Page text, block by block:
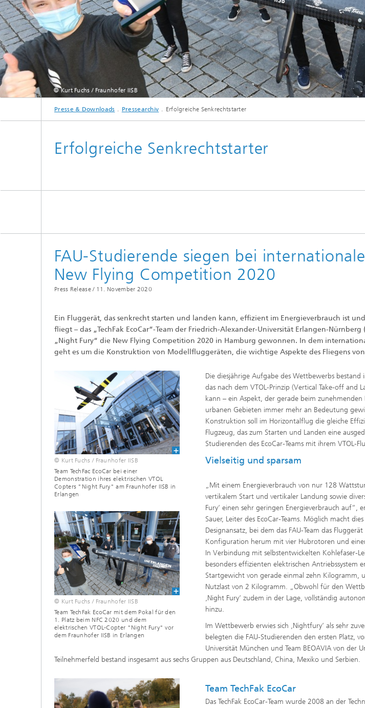
© Kurt Fuchs / Fraunhofer IISB
Presse & Downloads Pressearchiv Erfolgreiche Senkrechtstarter
Erfolgreiche Senkrechtstarter
FAU-Studierende siegen bei
New Flying Competition 2020
Press Release / 11. November 2020
Ein Fluggerät, das senkrecht starten und landen kann, effizient im Energieverbrauch ist
fliegt – das „TechFak EcoCar“-Team der Friedrich-Alexander-Universität Erlangen-Nürnberg
„Night Fury“ die New Flying Competition 2020 in Hamburg gewonnen. In dem
geht es um die Konstruktion von Modellfluggeräten, die wichtige Aspekte des Fliegens
© Kurt Fuchs / Fraunhofer IISB
Team TechFac EcoCar bei einer
Demonstration ihres elektrischen VTOL
Copters "Night Fury" am Fraunhofer IISB in
Erlangen
© Kurt Fuchs / Fraunhofer IISB
Team TechFak EcoCar mit dem Pokal für den
1. Platz beim NFC 2020 und dem
elektrischen VTOL-Copter "Night Fury" vor
dem Fraunhofer IISB in Erlangen
Die diesjährige Aufgabe des Wettbewerbs bestand
das nach dem VTOL-Prinzip (Vertical Take-off and
kann – ein Aspekt, der gerade beim
urbanen Gebieten immer mehr an Bedeutung
Konstruktion soll im Horizontalflug die gleiche
Flugzeug, das zum Starten und Landen eine
Studierenden des EcoCar-Teams mit ihrem VTOL-
Vielseitig und sparsam
„Mit einem Energieverbrauch von nur 128
vertikalem Start und vertikaler Landung sowie
Fury‘ einen sehr geringen Energieverbrauch auf“,
Sauer, Leiter des EcoCar-Teams. Möglich macht
Designansatz, bei dem das FAU-Team das
Konfiguration herum mit vier Hubrotoren und
In Verbindung mit selbstentwickelten Kohlefaser-
besonders effizienten elektrischen Antriebssystem
Startgewicht von gerade einmal zehn Kilogramm,
Nutzlast von 2 Kilogramm. „Obwohl für den
‚Night Fury‘ zudem in der Lage, vollständig
hinzu.
Im Wettbewerb erwies sich ‚Nightfury‘ als sehr
belegten die FAU-Studierenden den ersten Platz,
Universität München und Team BEOAVIA von der
Teilnehmerfeld bestand insgesamt aus sechs Gruppen aus Deutschland, China, Mexiko und Serbien.
Team TechFak EcoCar
Das TechFak EcoCar-Team wurde 2008 an der